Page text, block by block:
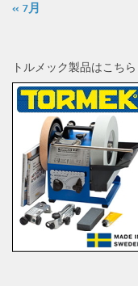
« 7月
トルメック製品はこちら